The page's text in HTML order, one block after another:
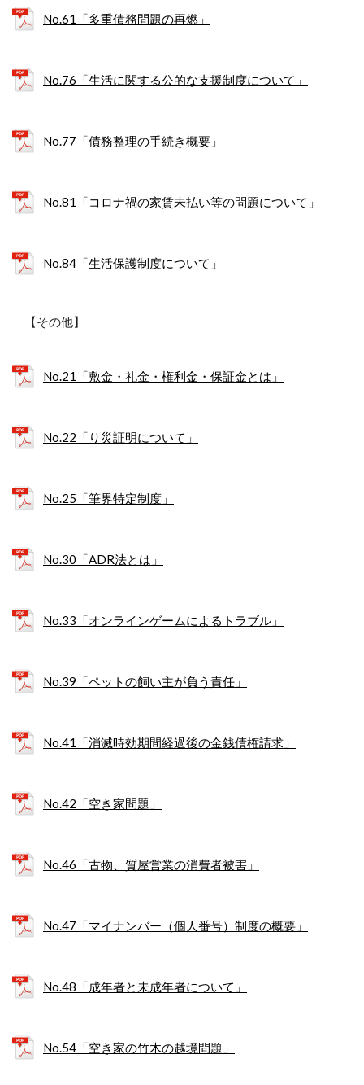
No.61「多重債務問題の再燃」
No.76「生活に関する公的な支援制度について」
No.77「債務整理の手続き概要」
No.81「コロナ禍の家賃未払い等の問題について」
No.84「生活保護制度について」
【その他】
No.21「敷金・礼金・権利金・保証金とは」
No.22「り災証明について」
No.25「筆界特定制度」
No.30「ADR法とは」
No.33「オンラインゲームによるトラブル」
No.39「ペットの飼い主が負う責任」
No.41「消滅時効期間経過後の金銭債権請求」
No.42「空き家問題」
No.46「古物、質屋営業の消費者被害」
No.47「マイナンバー（個人番号）制度の概要」
No.48「成年者と未成年者について」
No.54「空き家の竹木の越境問題」